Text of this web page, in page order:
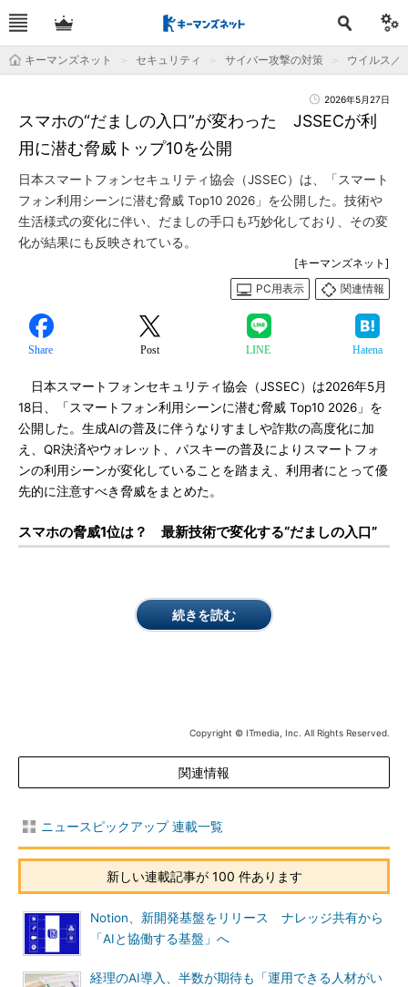
キーマンズネット セキュリティ サイバー攻撃の対策 ウイルス／
2026年5月27日
スマホの“だましの入口”が変わった JSSECが利
用に潜む脅威トップ10を公開
日本スマートフォンセキュリティ協会（JSSEC）は、「スマート
フォン利用シーンに潜む脅威 Top10 2026」を公開した。技術や
生活様式の変化に伴い、だましの手口も巧妙化しており、その変
化が結果にも反映されている。
[キーマンズネット]
PC用表示
関連情報
Share Post LINE Hatena
日本スマートフォンセキュリティ協会（JSSEC）は2026年5月
18日、「スマートフォン利用シーンに潜む脅威 Top10 2026」を
公開した。生成AIの普及に伴うなりすましや詐欺の高度化に加
え、QR決済やウォレット、パスキーの普及によりスマートフォ
ンの利用シーンが変化していることを踏まえ、利用者にとって優
先的に注意すべき脅威をまとめた。
スマホの脅威1位は？ 最新技術で変化する“だましの入口”
続きを読む
Copyright © ITmedia, Inc. All Rights Reserved.
関連情報
ニュースピックアップ 連載一覧
新しい連載記事が 100 件あります
Notion、新開発基盤をリリース ナレッジ共有から
「AIと協働する基盤」へ
経理のAI導入、半数が期待も「運用できる人材がい